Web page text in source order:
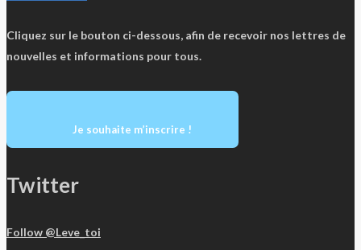
Cliquez sur le bouton ci-dessous, afin de recevoir nos lettres de
nouvelles et informations pour tous.
Je souhaite m’inscrire !
Twitter
Follow @Leve_toi